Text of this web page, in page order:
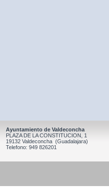
Ayuntamiento de Valdeconcha
PLAZA DE LA CONSTITUCION, 1
19132 Valdeconcha (Guadalajara)
Telefono: 949 826201